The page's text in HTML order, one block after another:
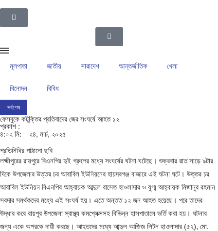
মূলপাতা জাতীয় সারাদেশ আন্তর্জাতিক খেলা
বিনোদন বিবিধ
সর্বশেষ
ফেসবুকে কটূক্তির প্রতিবাদের জের সংঘর্ষে আহত ১২
প্রকাশ :
৪:০২ মি:
২৪, মার্চ, ২০২৫
প্রতিনিধির পাঠানো ছবি
লক্ষ্মীপুরের রায়পুরে বিএনপির দুই গ্রুপের মধ্যে সংঘর্ষের ঘটনা ঘটেছে। শুক্রবার রাত সাড়ে ৯টার
দিকে উপজেলার উত্তর চর আবাবিল ইউনিয়নের হায়দরগঞ্জ বাজারে এই ঘটনা ঘটে। উত্তর চর
আবাবিল ইউনিয়ন বিএনপির আহ্বায়ক আব্দুল বাসেত হাওলাদার ও যুগ্ম আহ্বায়ক মিজানুর রহমান
সরদার সমর্থকদের মধ্যে এই সংঘর্ষ হয়। এতে অন্তত ১২ জন আহত হয়েছে। পরে তাদের
উদ্ধার করে রায়পুর উপজেলা স্বাস্থ্য কমপ্লেক্সসহ বিভিন্ন হাসপাতালে ভর্তি করা হয়। ঘটনার
জন্য একে অপরকে দায়ী করছে। আহতদের মধ্যে আব্দুল আজিজ লিটন হাওলাদার (৫২), মো.